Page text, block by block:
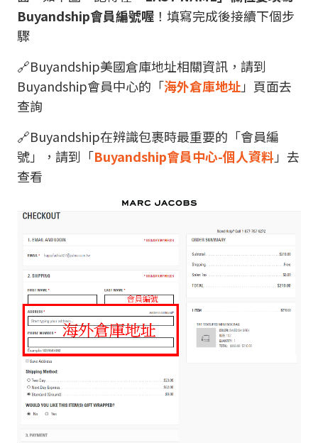
Buyandship會員編號喔 ！填寫完成後接續下個步
驟
🔗Buyandship美國倉庫地址相關資訊，請到
Buyandship會員中心的「海外倉庫地址」頁面去
查詢
🔗Buyandship在辨識包裹時最重要的「會員編
號」，請到「Buyandship會員中心-個人資料 」去
查看